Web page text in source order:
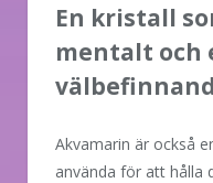
En kristall
mentalt och
Akvamarin är också
använda för att hålla